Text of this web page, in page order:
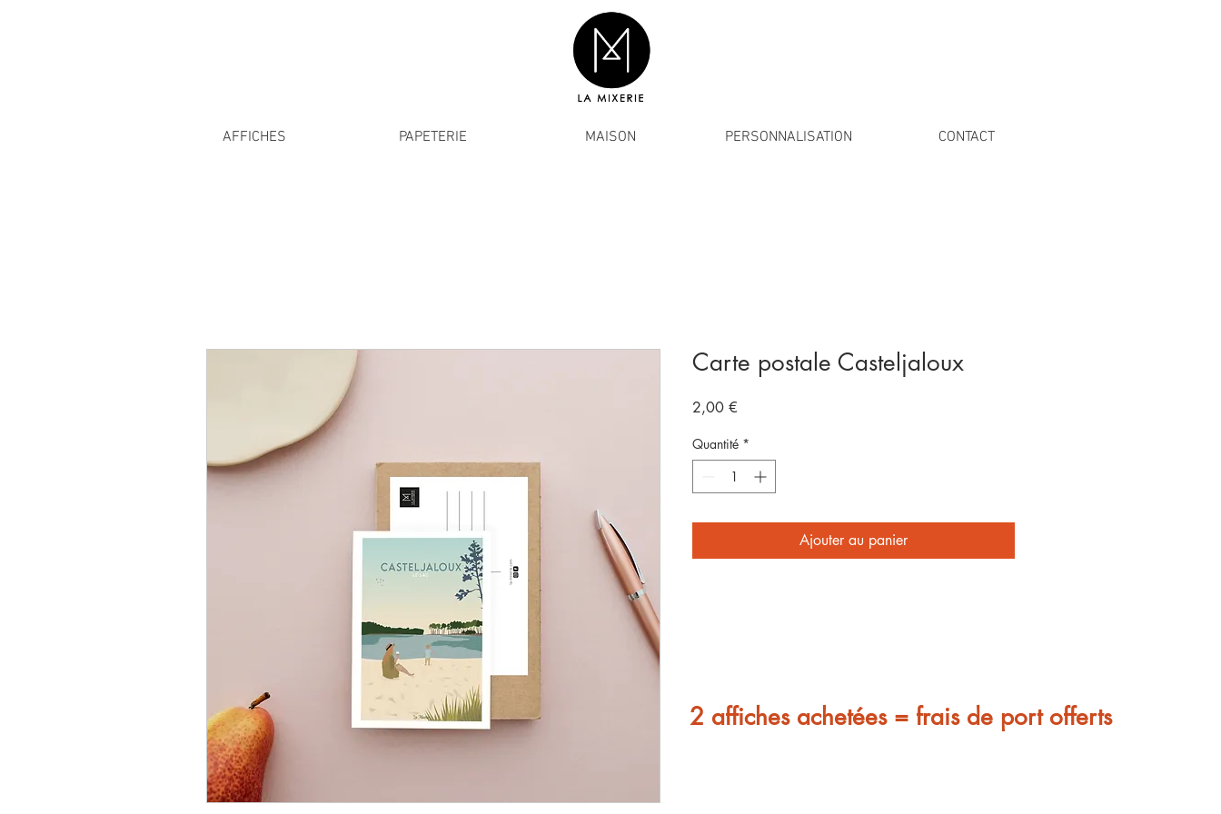
AFFICHES PAPETERIE MAISON PERSONNALISATION CONTACT
Carte postale Casteljaloux
2,00 €
Quantité *
Ajouter au panier
2 affiches achetées = frais de port offerts